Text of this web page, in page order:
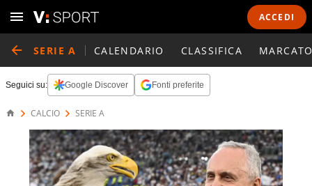
ACCEDI
SERIE A CALENDARIO CLASSIFICA
Seguici su: Google Discover Fonti preferite
CALCIO SERIE A